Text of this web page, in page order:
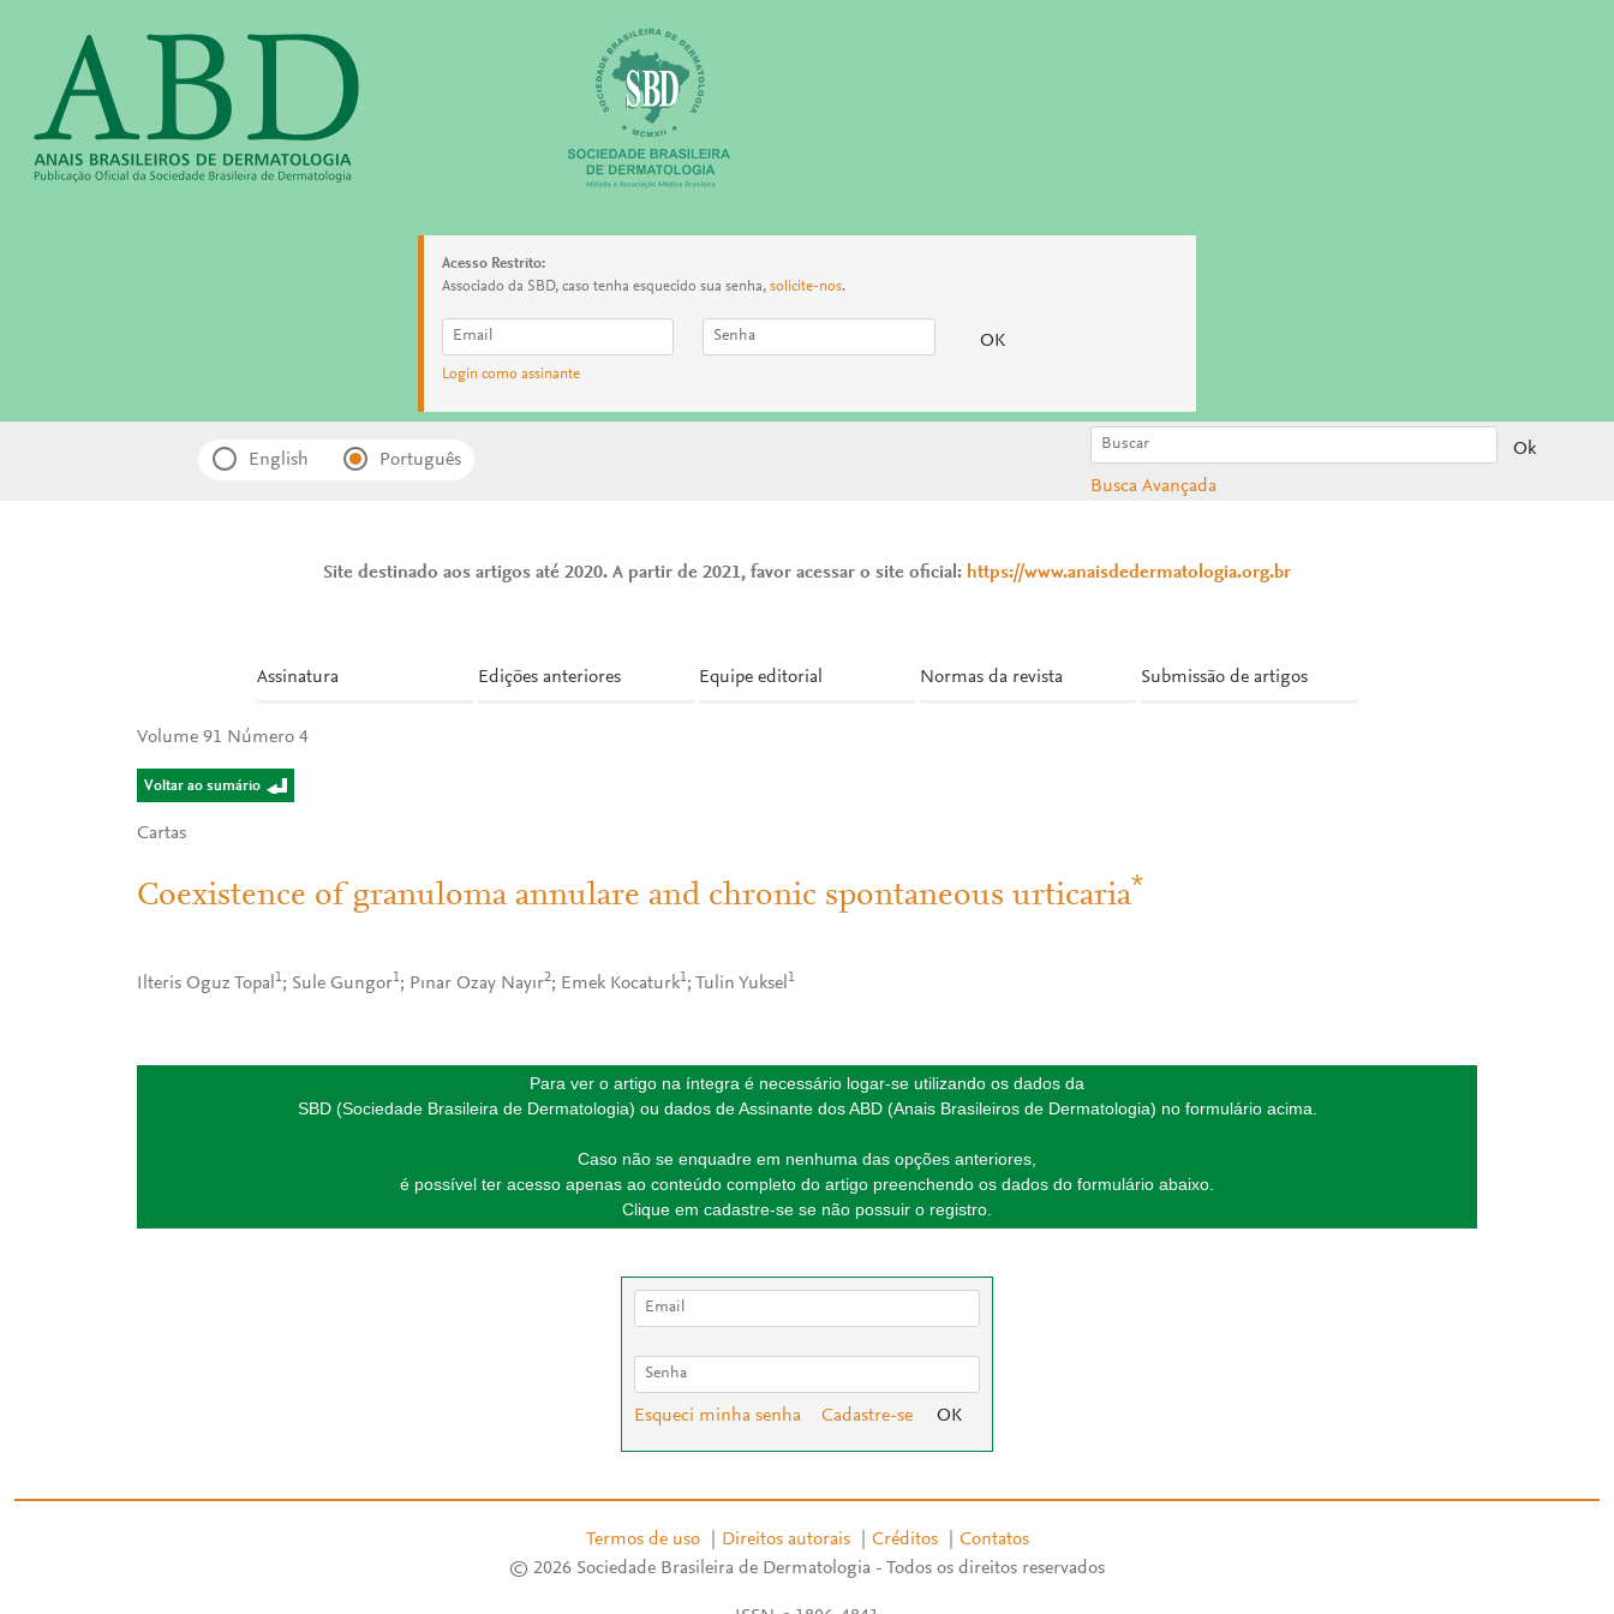
Acesso Restrito:
Associado da SBD, caso tenha esquecido sua senha, solicite-nos.
Login como assinante
English Português
Ok
Busca Avançada
Site destinado aos artigos até 2020. A partir de 2021, favor acessar o site oficial: https://www.anaisdedermatologia.org.br
Assinatura Edições anteriores Equipe editorial Normas da revista Submissão de artigos
Volume 91 Número 4
Voltar ao sumário
Cartas
Coexistence of granuloma annulare and chronic spontaneous urticaria*
Ilteris Oguz Topal 1; Sule Gungor1; Pınar Ozay Nayır2; Emek Kocaturk1; Tulin Yuksel 1
Para ver o artigo na íntegra é necessário logar-se utilizando os dados da
SBD (Sociedade Brasileira de Dermatologia) ou dados de Assinante dos ABD (Anais Brasileiros de Dermatologia) no formulário acima.
Caso não se enquadre em nenhuma das opções anteriores,
é possível ter acesso apenas ao conteúdo completo do artigo preenchendo os dados do formulário abaixo.
Clique em cadastre-se se não possuir o registro.
Esqueci minha senha Cadastre-se
Termos de uso Direitos autorais Créditos
Contatos
© 2026 Sociedade Brasileira de Dermatologia - Todos os direitos reservados